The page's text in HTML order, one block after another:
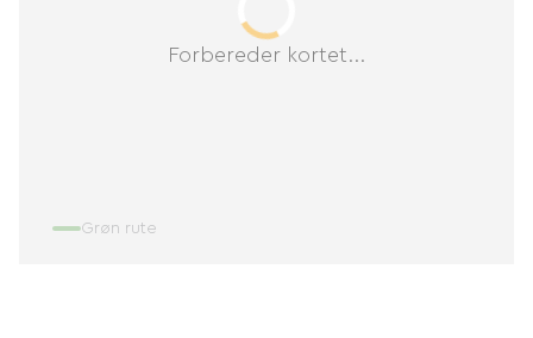
Forbereder kortet...
Grøn rute